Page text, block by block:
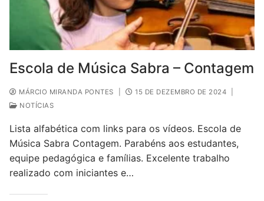
Escola de Música Sabra – Contagem
MÁRCIO MIRANDA PONTES 15 DE DEZEMBRO DE 2024
NOTÍCIAS
Lista alfabética com links para os vídeos. Escola de
Música Sabra Contagem. Parabéns aos estudantes,
equipe pedagógica e famílias. Excelente trabalho
realizado com iniciantes e…